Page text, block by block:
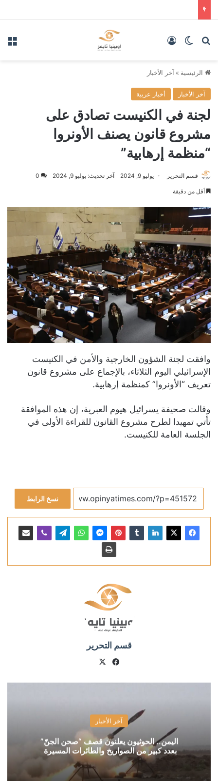
بحث عنالوضع المظلم
الرئيسية » آخر الأخبار
آخر الأخبار أخبار عربية
لجنة في الكنيست تصادق على
مشروع قانون يصنف الأونروا
“منظمة إرهابية”
قسم التحرير يوليو 9, 2024 آخر تحديث: يوليو 9, 2024 0
أقل من دقيقة
وافقت لجنة الشؤون الخارجية والأمن في الكنيست
الإسرائيلي اليوم الثلاثاء، بالإجماع على مشروع قانون
تعريف “الأونروا” كمنظمة إرهابية.
وقالت صحيفة يسرائيل هيوم العبرية، إن هذه الموافقة
تأتي تمهيدا لطرح مشروع القانون للقراءة الأولى في
الجلسة العامة للكنيست.
نسخ الرابط
قسم التحرير
فيسبوك
آخر الأخبار
اليمن.. الحوثيون يعلنون قصف “صحن الجنّ”
بعدد كبير من الصواريخ والطائرات المسيرة